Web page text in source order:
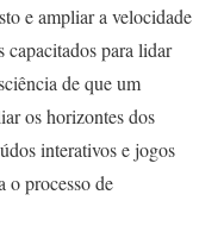
e ampliar a velocidade
capacitados para lidar
de que um
os horizontes dos
interativos e jogos
o processo de